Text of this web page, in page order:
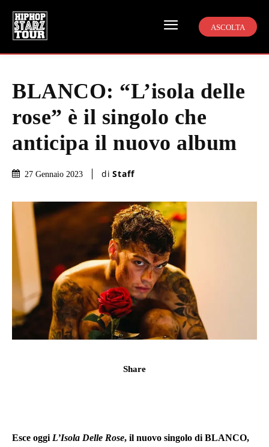
ASCOLTA
BLANCO: “L’isola delle
rose” è il singolo che
anticipa il nuovo album
27 Gennaio 2023 di Staff
Share
Esce oggi L’Isola Delle Rose, il nuovo singolo di BLANCO,